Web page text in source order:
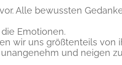
Alle bewussten
Emotionen.
wir uns größtenteils von
und neigen